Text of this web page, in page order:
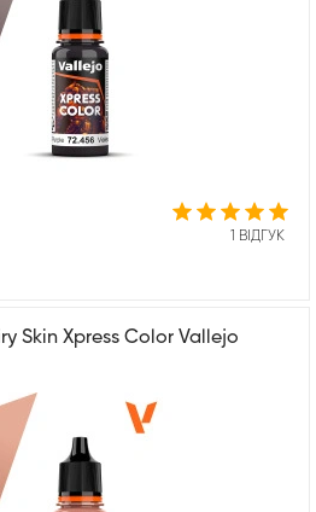
1 ВІДГУК
Skin Xpress Color Vallejo